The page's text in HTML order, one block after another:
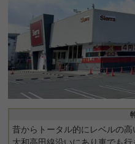
昔からトータル的にレベルの高